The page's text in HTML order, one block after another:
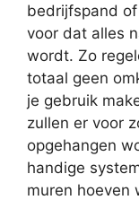
bedrijfspand
voor dat alles
wordt. Zo
totaal geen
je gebruik
zullen er voor
opgehangen
handige
muren hoeven